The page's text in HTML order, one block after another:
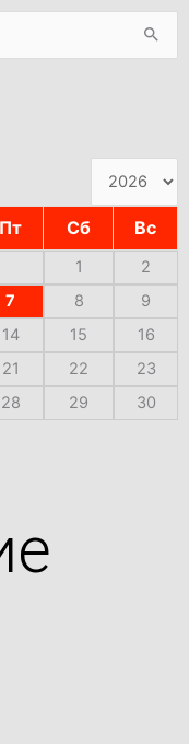
Пт Сб Вс
1
2
7 8
9
14 15
16
21 22
23
28 29
30